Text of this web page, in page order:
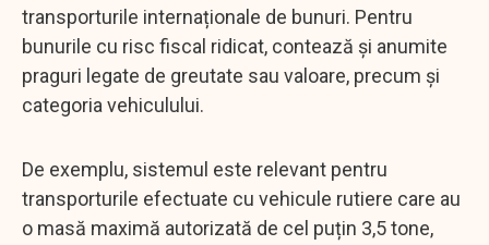
transporturile internaționale de bunuri. Pentru
bunurile cu risc fiscal ridicat, contează și anumite
praguri legate de greutate sau valoare, precum și
categoria vehiculului.
De exemplu, sistemul este relevant pentru
transporturile efectuate cu vehicule rutiere care au
o masă maximă autorizată de cel puțin 3,5 tone,